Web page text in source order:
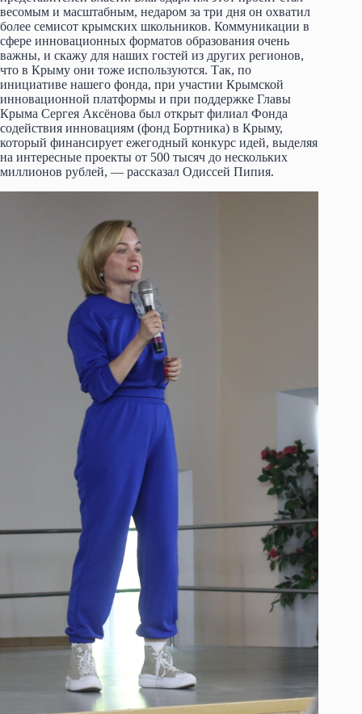
весомым и масштабным, недаром за три дня он охватил
более семисот крымских школьников. Коммуникации в
сфере инновационных форматов образования очень
важны, и скажу для наших гостей из других регионов,
что в Крыму они тоже используются. Так, по
инициативе нашего фонда, при участии Крымской
инновационной платформы и при поддержке Главы
Крыма Сергея Аксёнова был открыт филиал Фонда
содействия инновациям (фонд Бортника) в Крыму,
который финансирует ежегодный конкурс идей, выделяя
на интересные проекты от 500 тысяч до нескольких
миллионов рублей, — рассказал Одиссей Пипия.